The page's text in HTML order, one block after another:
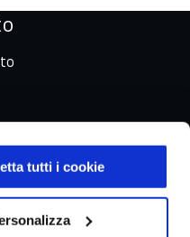
tutti i cookie